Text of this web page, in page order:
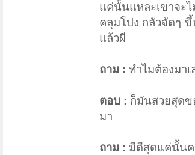
แค่นั้นแหละเขาจะไ
คลุมโปง กลัวจัดๆ
แล้วผี
ถาม : ทำไมต้องมา
ตอบ : ก็มันสวยสุดข
มา
ถาม : มีดีสุดแค่นั้นค